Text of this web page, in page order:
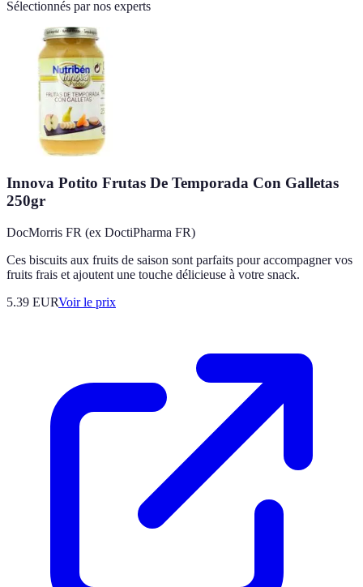
Sélectionnés par nos experts
Innova Potito Frutas De Temporada Con Galletas
250gr
DocMorris FR (ex DoctiPharma FR)
Ces biscuits aux fruits de saison sont parfaits pour accompagner vos
fruits frais et ajoutent une touche délicieuse à votre snack.
5.39 EURVoir le prix